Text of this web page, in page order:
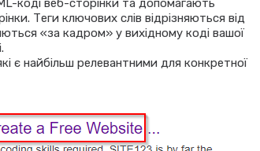
коді веб-сторінки та допомагають
Теги ключових слів відрізняються від
«за кадром» у вихідному коді вашої
є найбільш релевантними для конкретної